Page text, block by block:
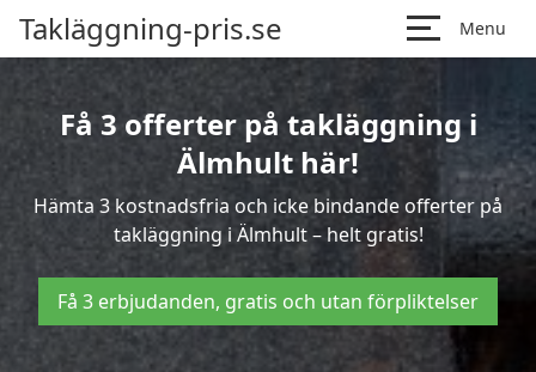
Takläggning-pris.se Menu
Få 3 offerter på takläggning i
Älmhult här!
Hämta 3 kostnadsfria och icke bindande offerter på
takläggning i Älmhult – helt gratis!
Få 3 erbjudanden, gratis och utan förpliktelser